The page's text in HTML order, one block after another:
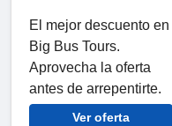
El mejor descuento en
Big Bus Tours.
Aprovecha la oferta
antes de arrepentirte.
Ver oferta